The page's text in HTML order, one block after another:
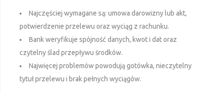
Najczęściej wymagane są: umowa darowizny lub akt,
potwierdzenie przelewu oraz wyciąg z rachunku.
Bank weryfikuje spójność danych, kwot i dat oraz
czytelny ślad przepływu środków.
Najwięcej problemów powodują gotówka, nieczytelny
tytuł przelewu i brak pełnych wyciągów.